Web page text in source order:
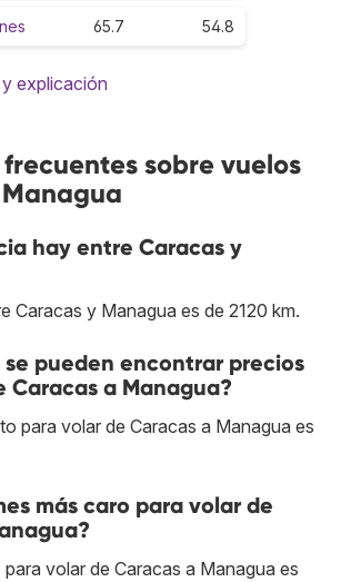
65.7 54.8
explicación
sobre vuelos
hay entre Caracas y
Caracas y Managua es de 2120 km.
se pueden encontrar precios
Caracas a Managua?
para volar de Caracas a Managua es
más caro para volar de
para volar de Caracas a Managua es